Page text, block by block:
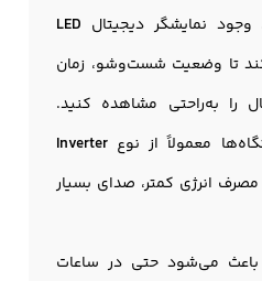
نمایشگر دیجیتال LED
تا وضعیت شست‌وشو، زمان
را به‌راحتی مشاهده کنید.
معمولاً از نوع Inverter
انرژی کمتر، صدای بسیار
باعث می‌شود حتی در ساعات